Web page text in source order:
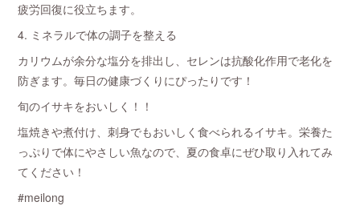
疲労回復に役立ちます。
4. ミネラルで体の調子を整える
カリウムが余分な塩分を排出し、セレンは抗酸化作用で老化を
防ぎます。毎日の健康づくりにぴったりです！
旬のイサキをおいしく！！
塩焼きや煮付け、刺身でもおいしく食べられるイサキ。栄養た
っぷりで体にやさしい魚なので、夏の食卓にぜひ取り入れてみ
てください！
#meilong